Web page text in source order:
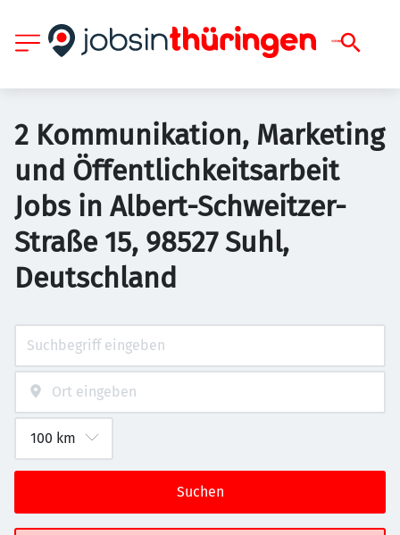
2 Kommunikation, Marketing
und Öffentlichkeitsarbeit
Jobs in Albert-Schweitzer-
Straße 15, 98527 Suhl,
Deutschland
Suchen